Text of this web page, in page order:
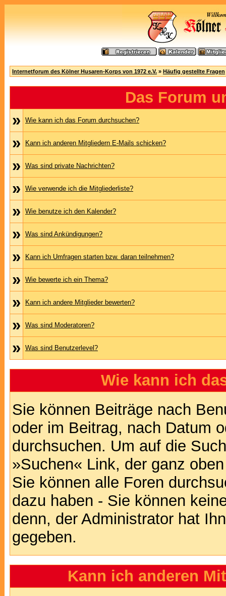
Internetforum des Kölner Husaren-Korps von 1972 e.V. » Häufig gestellte Fragen
Das Forum
»
Wie kann ich das Forum durchsuchen?
» Kann ich anderen Mitgliedern E-Mails schicken?
» Was sind private Nachrichten?
» Wie verwende ich die Mitgliederliste?
» Wie benutze ich den Kalender?
» Was sind Ankündigungen?
» Kann ich Umfragen starten bzw. daran teilnehmen?
» Wie bewerte ich ein Thema?
» Kann ich andere Mitglieder bewerten?
» Was sind Moderatoren?
» Was sind Benutzerlevel?
Wie kann ich
Sie können Beiträge nach
oder im Beitrag, nach Datum
durchsuchen. Um auf die
»Suchen« Link, der ganz
Sie können alle Foren
dazu haben - Sie können
denn, der Administrator hat
gegeben.
Kann ich anderen